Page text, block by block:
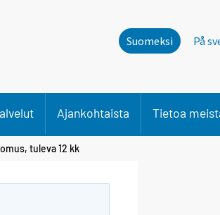
Suomeksi På
Ajankohtaista Tietoa
tuleva 12 kk